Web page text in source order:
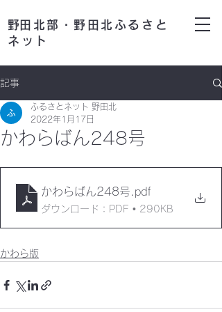
​野田北部・野田北ふるさと
ネット
記事
かわらばん248号
ふるさとネット 野田北
2022年1月17日
かわらばん248号 .pdf
ダウンロード：PDF • 290KB
かわら版